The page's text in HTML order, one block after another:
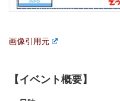
画像引用元
【イベント概要】